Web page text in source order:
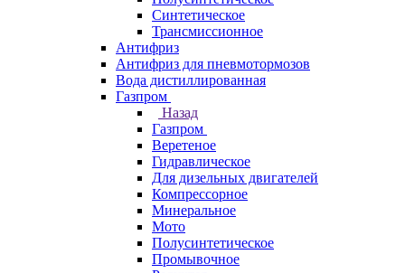
Синтетическое
Трансмиссионное
Антифриз
Антифриз для пневмотормозов
Вода дистиллированная
Газпром
Назад
Газпром
Веретеное
Гидравлическое
Для дизельных двигателей
Компрессорное
Минеральное
Мото
Полусинтетическое
Промывочное